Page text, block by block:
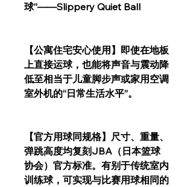
球”——Slippery Quiet Ball
【公寓住宅安心使用】即使在地板
上直接运球，也能将声音与震动降
低至相当于儿童脚步声或家用空调
室外机的“日常生活水平”。
【官方用球同规格】尺寸、重量、
弹跳高度均复刻JBA（日本篮球
协会）官方标准。有别于传统室内
训练球，可实现与比赛用球相同的